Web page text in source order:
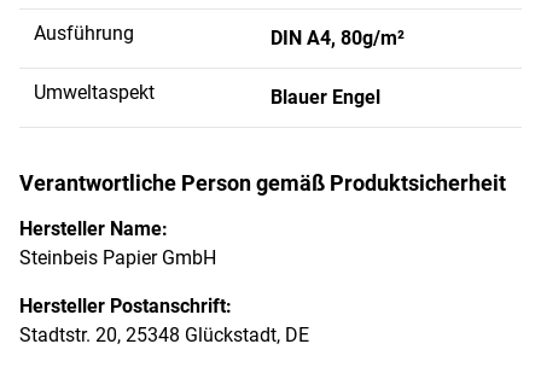
Ausführung DIN A4, 80g/m²
Umweltaspekt Blauer Engel
Verantwortliche Person gemäß Produktsicherheit
Hersteller Name:
Steinbeis Papier GmbH
Hersteller Postanschrift:
Stadtstr. 20, 25348 Glückstadt, DE